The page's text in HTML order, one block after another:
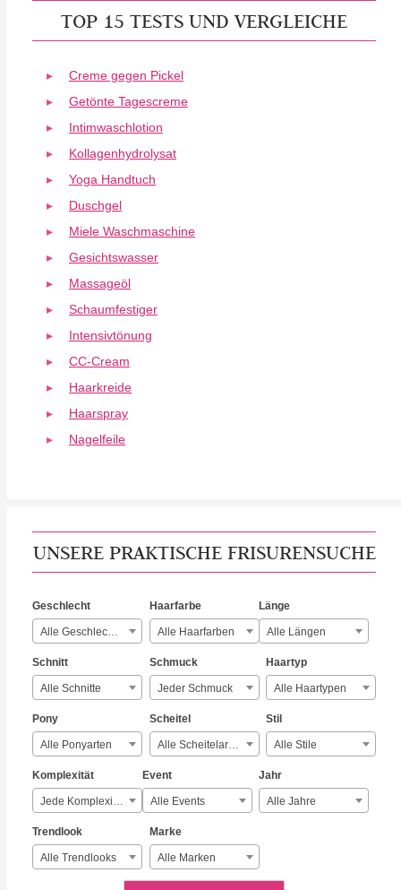
TOP 15 TESTS UND VERGLEICHE
Creme gegen Pickel
Getönte Tagescreme
Intimwaschlotion
Kollagenhydrolysat
Yoga Handtuch
Duschgel
Miele Waschmaschine
Gesichtswasser
Massageöl
Schaumfestiger
Intensivtönung
CC-Cream
Haarkreide
Haarspray
Nagelfeile
UNSERE PRAKTISCHE FRISURENSUCHE
Geschlecht
Alle Geschlechter
Haarfarbe
Alle Haarfarben
Länge
Alle Längen
Schnitt
Alle Schnitte
Schmuck
Jeder Schmuck
Haartyp
Alle Haartypen
Pony
Alle Ponyarten
Scheitel
Alle Scheitelarten
Stil
Alle Stile
Komplexität
Jede Komplexität
Event
Alle Events
Jahr
Alle Jahre
Trendlook
Alle Trendlooks
Marke
Alle Marken